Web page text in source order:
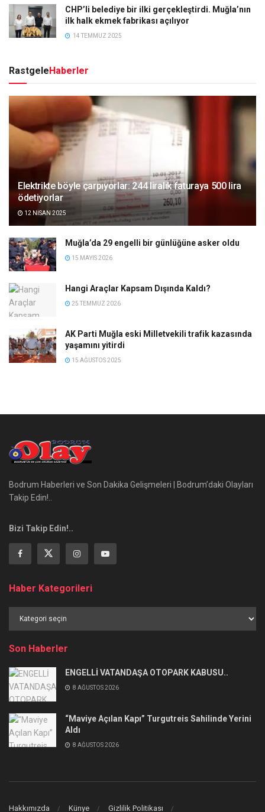
CHP’li belediye bir ilki gerçekleştirdi. Muğla’nın
ilk halk ekmek fabrikası açılıyor
14 TEMMUZ 2025
RastgeleHaberler
Elektrikte böyle çarpıyorlar: 244 liralık faturaya 500 lira
ödetiyorlar
12 NISAN 2025
Muğla’da 29 engelli bir günlüğüne asker oldu
15 MAYIS 2026
Hangi Araçlar Kapsam Dışında Kaldı?
25 TEMMUZ 2026
AK Parti Muğla eski Milletvekili trafik kazasında
yaşamını yitirdi
15 AĞUSTOS 2025
Bodrum Haberleri ve Son Dakika Gelişmeleri | Bodrum’daki Olayları
Takip Edin!..
Bizi Takip Edin!..
Haber Kategorileri
Kategorileri
Son Haberler
ENGELLİ VATANDAŞA OTOPARK KABUSU..
8 AĞUSTOS 2026
“Maviye Açılan Kapı” Turgutreis Sahilinde Yerini
Aldı
8 AĞUSTOS 2026
Hakkımızda Künye Gizlilik Politikası